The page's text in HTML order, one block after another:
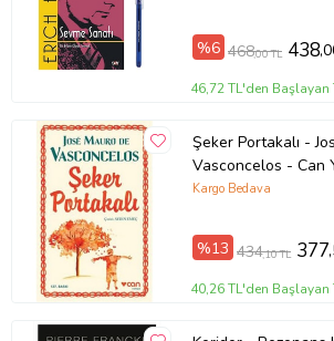
%6 468,00 TL 438
46,72 TL'den
Şeker Portakalı -
Vasconcelos - Can
Kargo Bedava
%13 434,10 TL 377
40,26 TL'den